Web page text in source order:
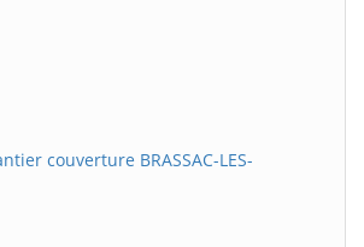
couverture BRASSAC-LES-